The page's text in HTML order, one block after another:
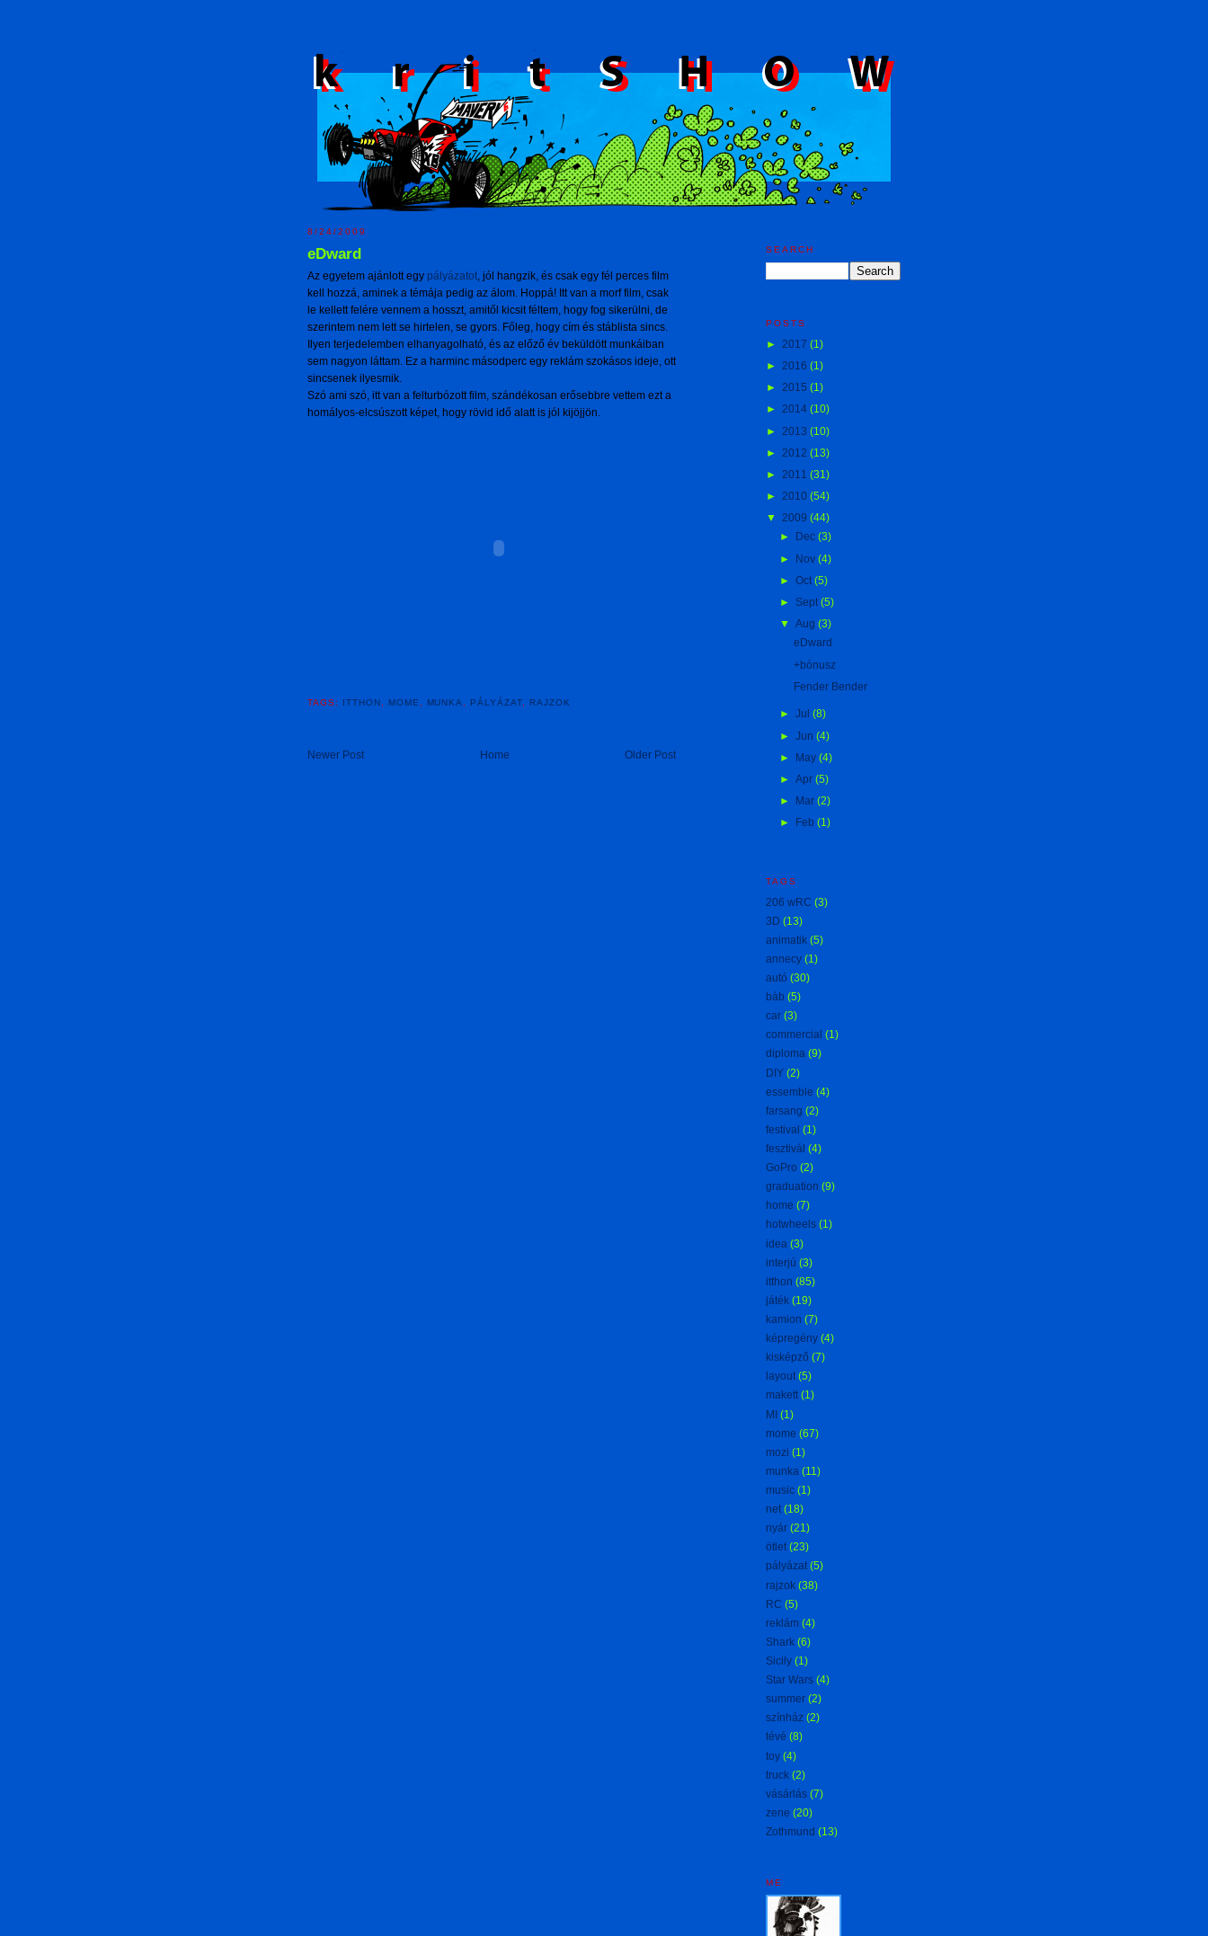
8/24/2009
eDward
Az egyetem ajánlott egy pályázatot, jól hangzik, és csak egy fél perces film
kell hozzá, aminek a témája pedig az álom. Hoppá! Itt van a morf film, csak
le kellett felére vennem a hosszt, amitől kicsit féltem, hogy fog sikerülni, de
szerintem nem lett se hirtelen, se gyors. Főleg, hogy cím és stáblista sincs.
Ilyen terjedelemben elhanyagolható, és az előző év beküldött munkáiban
sem nagyon láttam. Ez a harminc másodperc egy reklám szokásos ideje, ott
sincsenek ilyesmik.
Szó ami szó, itt van a felturbózott film, szándékosan erősebbre vettem ezt a
homályos-elcsúszott képet, hogy rövid idő alatt is jól kijöjjön.
TAGS: ITTHON MOME MUNKA PÁLYÁZAT RAJZOK
Newer Post Older Post
Home
SEARCH
POSTS
► 2017 (1)
► 2016 (1)
► 2015 (1)
► 2014 (10)
► 2013 (10)
► 2012 (13)
► 2011 (31)
► 2010 (54)
▼ 2009 (44)
►
Dec (3)
► Nov (4)
► Oct (5)
► Sept (5)
▼ Aug (3)
eDward
+bónusz
Fender Bender
► Jul (8)
► Jun (4)
► May (4)
► Apr (5)
►
Mar (2)
►
Feb (1)
TAGS
206 wRC (3)
3D (13)
animatik (5)
annecy (1)
autó (30)
báb (5)
car (3)
commercial (1)
diploma (9)
DIY (2)
essemble (4)
farsang (2)
festival (1)
fesztivál (4)
GoPro (2)
graduation (9)
home (7)
hotwheels (1)
idea (3)
interjú (3)
itthon (85)
játék (19)
kamion (7)
képregény (4)
kisképző (7)
layout (5)
makett (1)
MI (1)
mome (67)
mozi (1)
munka (11)
music (1)
net (18)
nyár (21)
ötlet (23)
pályázat (5)
rajzok (38)
RC (5)
reklám (4)
Shark (6)
Sicily (1)
Star Wars (4)
summer (2)
színház (2)
tévé (8)
toy (4)
truck (2)
vásárlás (7)
zene (20)
Zothmund (13)
ME